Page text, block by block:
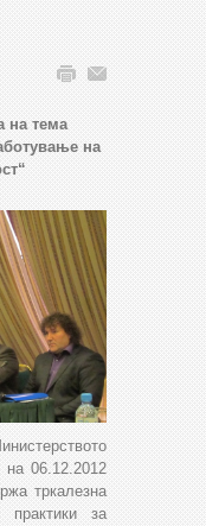
на тема
на
на 06.12.2012
тркалезна
за